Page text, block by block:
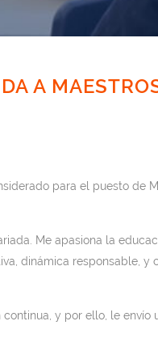
A
para el puesto de
Me apasiona la
dinámica responsable, y
y por ello, le envío